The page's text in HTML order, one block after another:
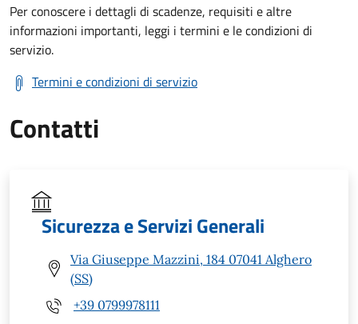
Per conoscere i dettagli di scadenze, requisiti e altre
informazioni importanti, leggi i termini e le condizioni di
servizio.
Termini e condizioni di servizio
Contatti
Sicurezza e Servizi Generali
Via Giuseppe Mazzini, 184 07041 Alghero
(SS)
+39 0799978111